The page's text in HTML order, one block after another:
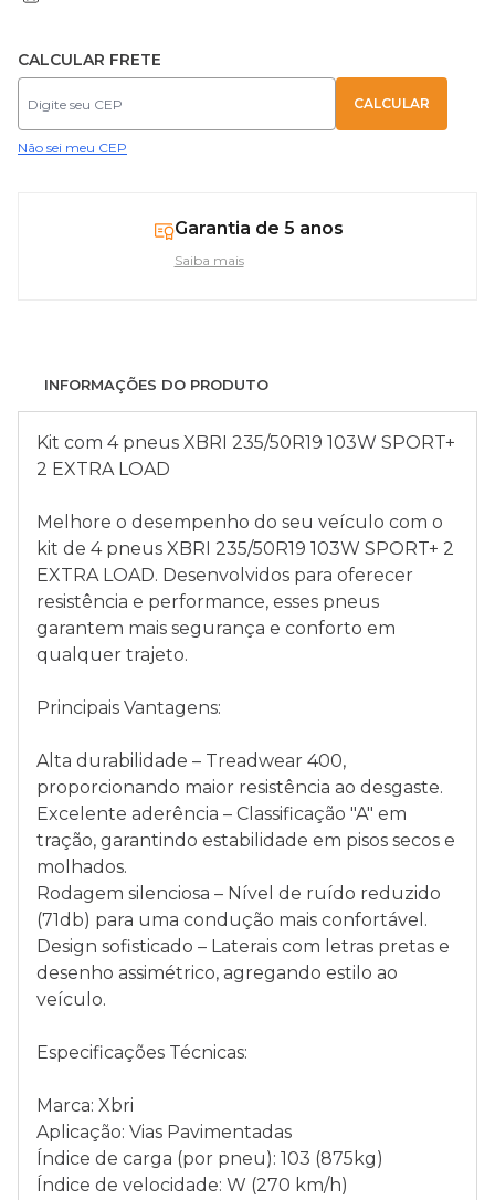
CALCULAR FRETE
Não sei meu CEP
Garantia de 5 anos
Saiba mais
INFORMAÇÕES DO PRODUTO
Kit com 4 pneus XBRI 235/50R19 103W SPORT+
2 EXTRA LOAD
Melhore o desempenho do seu veículo com o
kit de 4 pneus XBRI 235/50R19 103W SPORT+ 2
EXTRA LOAD. Desenvolvidos para oferecer
resistência e performance, esses pneus
garantem mais segurança e conforto em
qualquer trajeto.
Principais Vantagens:
Alta durabilidade – Treadwear 400,
proporcionando maior resistência ao desgaste.
Excelente aderência – Classificação "A" em
tração, garantindo estabilidade em pisos secos e
molhados.
Rodagem silenciosa – Nível de ruído reduzido
(71db) para uma condução mais confortável.
Design sofisticado – Laterais com letras pretas e
desenho assimétrico, agregando estilo ao
veículo.
Especificações Técnicas:
Marca: Xbri
Aplicação: Vias Pavimentadas
Índice de carga (por pneu): 103 (875kg)
Índice de velocidade: W (270 km/h)